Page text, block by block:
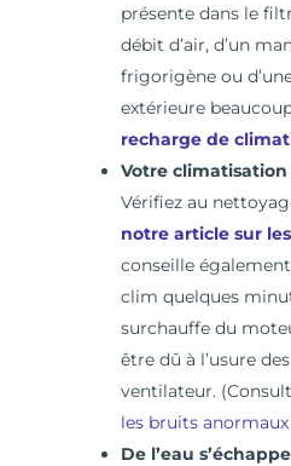
présente dans le
débit d’air, d’un
frigorigène ou
extérieure
recharge de
Votre
Vérifiez au
notre article sur
conseille
clim quelques
surchauffe du
être dû à l’usure
ventilateur.
les bruits
De l’eau